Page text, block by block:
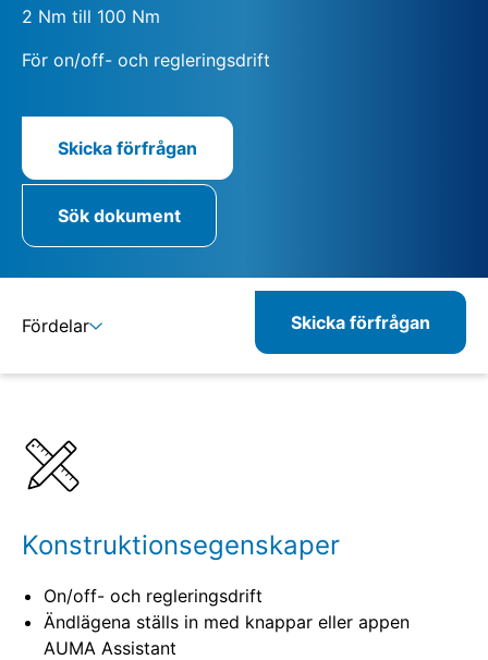
2 Nm till 100 Nm
För on/off- och regleringsdrift
Skicka förfrågan
Sök dokument
Fördelar
Kombinerbara produkter
Relaterade produkter
Skicka förfrågan
Konstruktionsegenskaper
On/off- och regleringsdrift
Ändlägena ställs in med knappar eller appen
AUMA Assistant